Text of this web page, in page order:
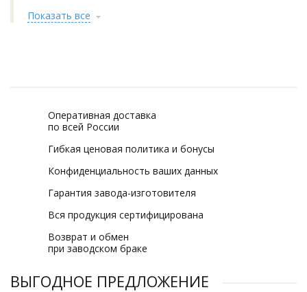
Показать все
Оперативная доставка
по всей России
Гибкая ценовая политика и бонусы
Конфиденциальность ваших данных
Гарантия завода-изготовителя
Вся продукция сертифицирована
Возврат и обмен
при заводском браке
ВЫГОДНОЕ ПРЕДЛОЖЕНИЕ